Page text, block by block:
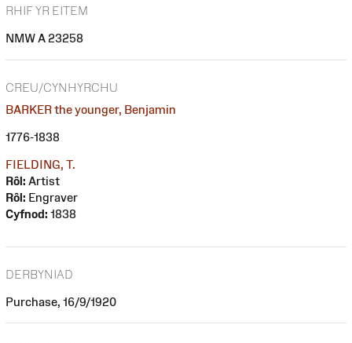
RHIF YR EITEM
NMW A 23258
CREU/CYNHYRCHU
BARKER the younger, Benjamin
1776-1838
FIELDING, T.
Rôl: Artist
Rôl: Engraver
Cyfnod: 1838
DERBYNIAD
Purchase, 16/9/1920